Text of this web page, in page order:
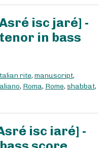
isc jaré] -
in bass
rite, manuscript,
, Roma, Rome, shabbat,
isc iaré] -